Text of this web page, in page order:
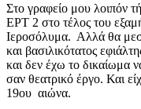
Στο γραφείο μου λοιπόν
ΕΡΤ 2 στο τέλος του
Ιεροσόλυμα. Αλλά θα
και βασιλικότατος
και δεν έχω το δικαίωμα
σαν θεατρικό έργο. Και
19ου αιώνα.